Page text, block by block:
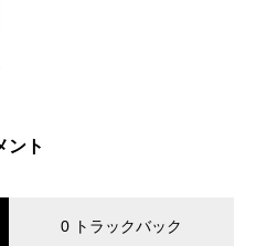
ント
0 トラックバック